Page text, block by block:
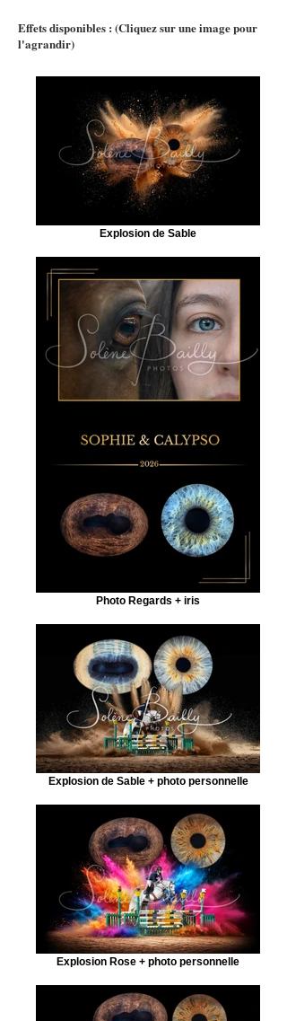
Effets disponibles : (Cliquez sur une image pour
l'agrandir)
Explosion de Sable
Photo Regards + iris
Explosion de Sable + photo personnelle
Explosion Rose + photo personnelle